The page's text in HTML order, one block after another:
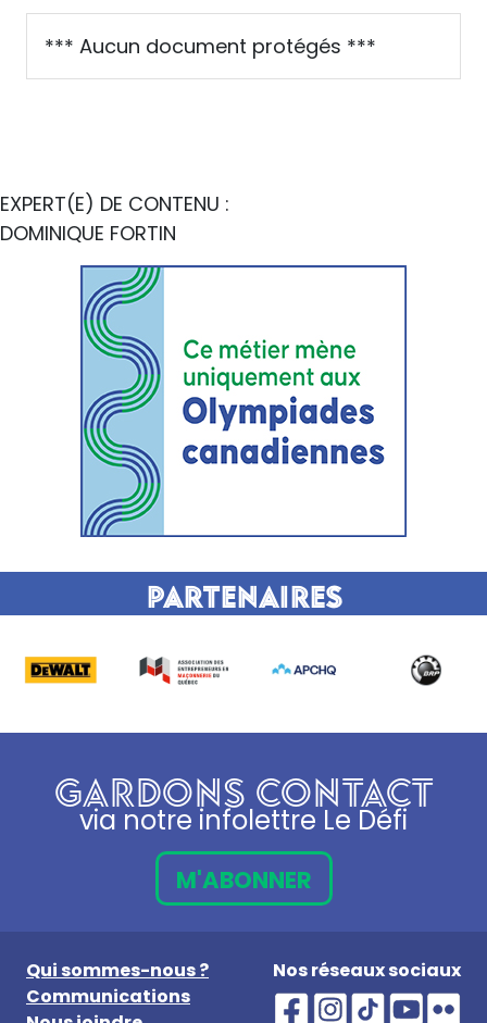
*** Aucun document protégés ***
EXPERT(E) DE CONTENU :
DOMINIQUE FORTIN
Partenaires
GARDONS CONTACT
via notre infolettre Le Défi
M'ABONNER
Qui sommes-nous ?
Communications
Nos réseaux sociaux